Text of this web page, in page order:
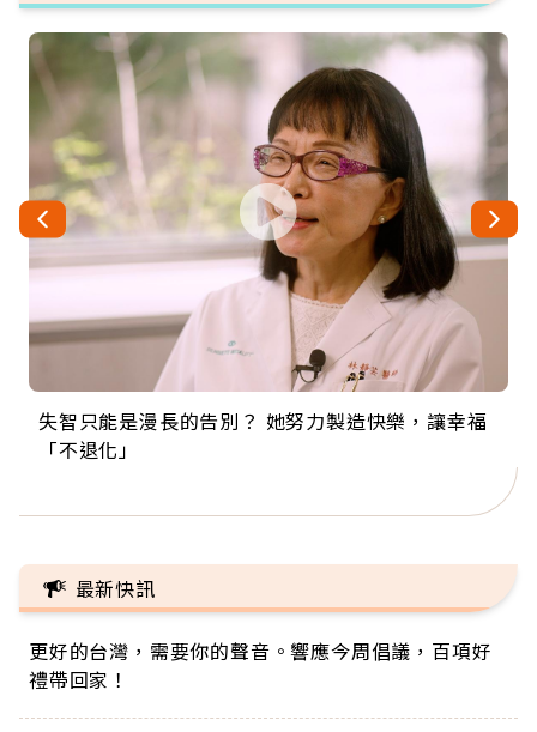
失智只能是漫長的告別？ 她努力製造快樂，讓幸福
「不退化」
來自剛果的巧克力神父 為台灣奉獻36年 「台灣是我
的家，我連作夢都講台語！」
63歲卸矽谷副總、搬回台灣找快樂！「蛋黃哥小
丑」走進安養院，逗樂上萬爺奶：退休後才開始真
104歲打破金氏世界紀錄 成為全球最年長羽球選
手，分享長壽的秘密原來是「這個」
事業巔峰他選擇追夢…黑手阿伯拉小提琴還登上小
巨蛋！連CNN都大讚！
最新快訊
更好的台灣，需要你的聲音。響應今周倡議，百項好
禮帶回家！